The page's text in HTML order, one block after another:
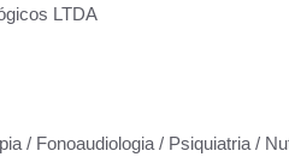
LTDA
/ Fonoaudiologia / Psiquiatria /